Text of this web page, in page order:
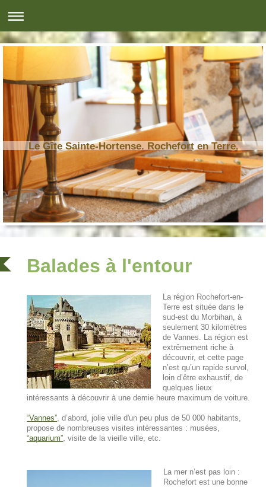
Le Gîte Sainte-Hortense. Rochefort en Terre.
Balades à l'entour
La région Rochefort-en-
Terre est située dans le
sud-est du Morbihan, à
seulement 30 kilomètres
de Vannes. La région est
extrêmement riche à
découvrir, et cette page
n’est qu’un rapide survol,
loin d’être exhaustif, de
quelques lieux
intéressants à découvrir à une demie heure maximum de voiture.
Vannes , d’abord, jolie ville d'un peu plus de 50 000 habitants,
propose de nombreuses visites intéressantes : musées,
aquarium , visite de la vieille ville, etc.
La mer n’est pas loin :
Rochefort est une bonne